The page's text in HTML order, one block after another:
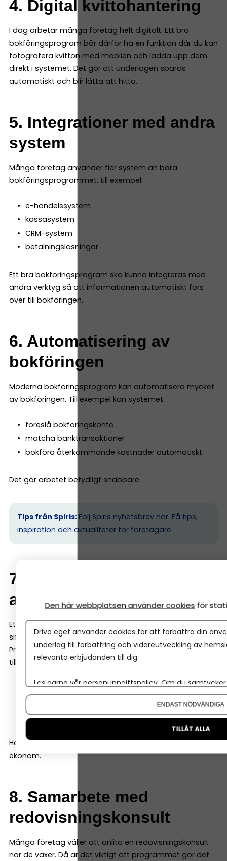
4. Digital kvittohantering
I dag arbetar många företag helt digitalt. Ett bra
bokföringsprogram bör därför ha en funktion där du kan
fotografera kvitton med mobilen och ladda upp dem
direkt i systemet. Det gör att underlagen sparas
automatiskt och blir lätta att hitta.
5. Integrationer med andra
system
Många företag använder fler system än bara
bokföringsprogrammet, till exempel:
e-handelssystem
kassasystem
CRM-system
betalningslösningar
Ett bra bokföringsprogram ska kunna integreras med
andra verktyg så att informationen automatiskt förs
över till bokföringen.
6. Automatisering av
bokföringen
Moderna bokföringsprogram kan automatisera mycket
av bokföringen. Till exempel kan systemet:
föreslå bokföringskonto
matcha banktransaktioner
bokföra återkommande kostnader automatiskt
Det gör arbetet betydligt snabbare.
Tips från Spiris: Följ Spiris nyhetsbrev här. Få tips,
inspiration och aktualiteter för företagare.
7. Rapporter som är lätta
att förstå
Ett bra bokföringsprogram ska inte bara registrera
siffror – det ska också hjälpa dig att förstå ekonomin.
Programmet ska därför kunna ge dig tydliga rapporter,
till exempel:
resultatrapport
balansrapport
kassaflödesrapport
Helst ska de vara enkla att läsa även för den som inte är
ekonom.
8. Samarbete med
redovisningskonsult
Många företag väljer att anlita en redovisningskonsult
när de växer. Då är det viktigt att programmet gör det
Den här webbplatsen använder cookies för
Driva eget använder cookies för att förbättra din
underlag till förbättring och vidareutveckling av
relevanta erbjudanden till dig.
Läs gärna vår personuppgiftspolicy. Om du
Om du vill ändra ditt val i efterhand hittar du den
ENDAST NÖDVÄNDIGA
TILLÅT ALLA